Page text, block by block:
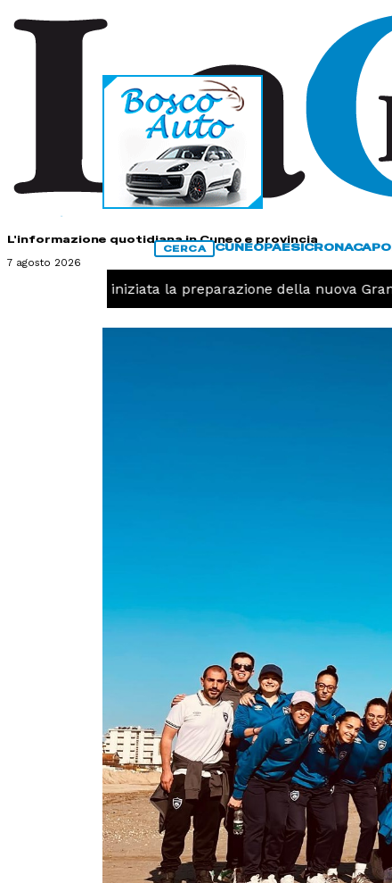
L'informazione quotidiana in Cuneo e provincia
7 agosto 2026
CERCA CUNEOPAESICRONACA
Pallavolo, iniziata la preparazione della nuova Granda